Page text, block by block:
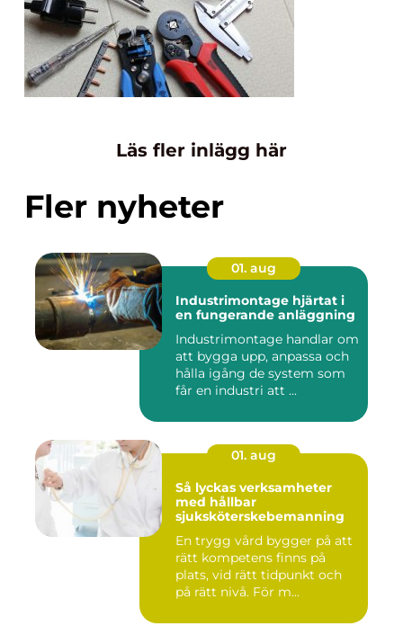
Läs fler inlägg här
Fler nyheter
01. aug
Industrimontage hjärtat i
en fungerande anläggning
Industrimontage handlar om
att bygga upp, anpassa och
hålla igång de system som
får en industri att ...
01. aug
Så lyckas verksamheter
med hållbar
sjuksköterskebemanning
En trygg vård bygger på att
rätt kompetens finns på
plats, vid rätt tidpunkt och
på rätt nivå. För m...